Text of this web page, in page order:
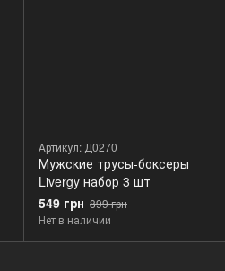
Артикул: Д0270
Мужские трусы-боксеры
Livergy набор 3 шт
549 грн 899 грн
Нет в наличии